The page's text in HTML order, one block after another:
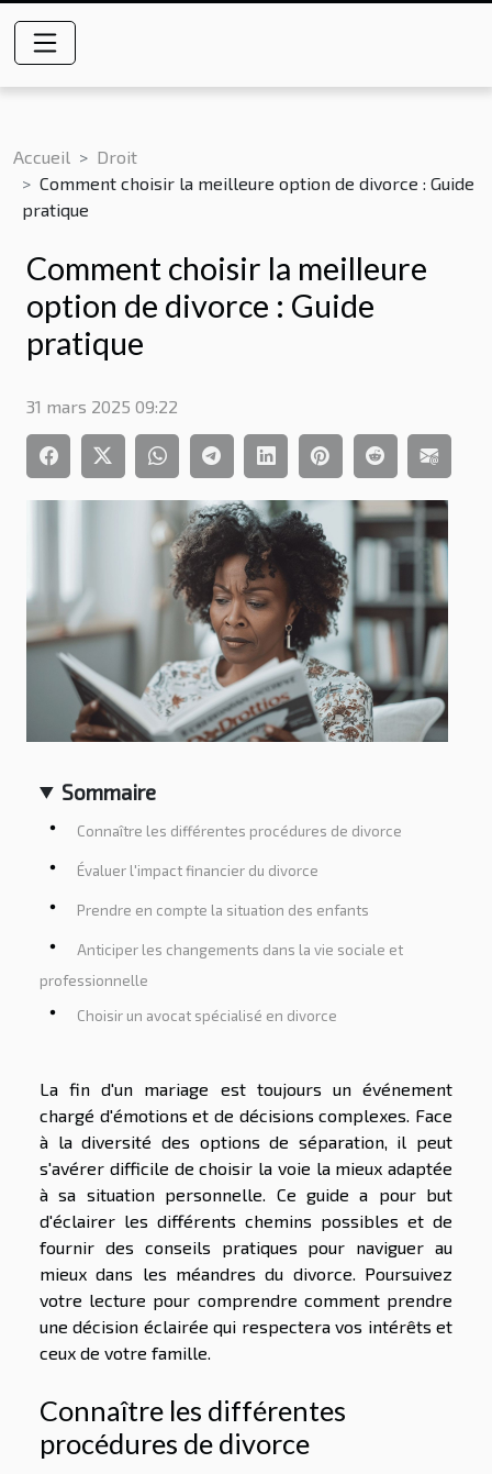
Accueil
Droit
Comment choisir la meilleure option de divorce : Guide
pratique
Comment choisir la meilleure
option de divorce : Guide
pratique
31 mars 2025 09:22
Sommaire
Connaître les différentes procédures de divorce
Évaluer l'impact financier du divorce
Prendre en compte la situation des enfants
Anticiper les changements dans la vie sociale et
professionnelle
Choisir un avocat spécialisé en divorce
La fin d'un mariage est toujours un événement
chargé d'émotions et de décisions complexes. Face
à la diversité des options de séparation, il peut
s'avérer difficile de choisir la voie la mieux adaptée
à sa situation personnelle. Ce guide a pour but
d'éclairer les différents chemins possibles et de
fournir des conseils pratiques pour naviguer au
mieux dans les méandres du divorce. Poursuivez
votre lecture pour comprendre comment prendre
une décision éclairée qui respectera vos intérêts et
ceux de votre famille.
Connaître les différentes
procédures de divorce